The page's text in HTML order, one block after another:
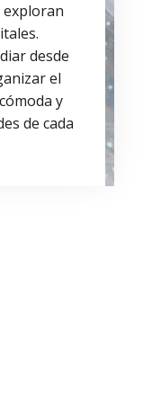
desde
el
y
de cada